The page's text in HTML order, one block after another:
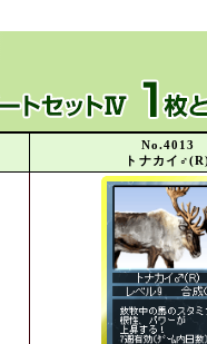
No.4013
トナカイ